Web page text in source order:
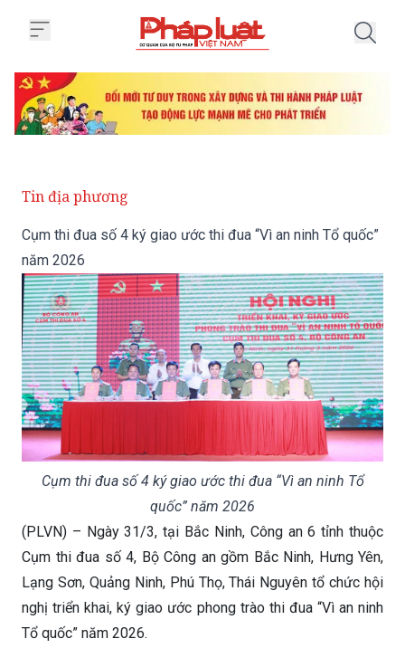
Tin địa phương
Cụm thi đua số 4 ký giao ước thi đua “Vì an ninh Tổ quốc”
năm 2026
Cụm thi đua số 4 ký giao ước thi đua “Vì an ninh Tổ
quốc” năm 2026
(PLVN) – Ngày 31/3, tại Bắc Ninh, Công an 6 tỉnh thuộc
Cụm thi đua số 4, Bộ Công an gồm Bắc Ninh, Hưng Yên,
Lạng Sơn, Quảng Ninh, Phú Thọ, Thái Nguyên tổ chức hội
nghị triển khai, ký giao ước phong trào thi đua “Vì an ninh
Tổ quốc” năm 2026.